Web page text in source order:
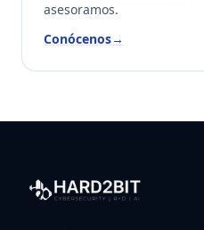
asesoramos.
Conócenos→